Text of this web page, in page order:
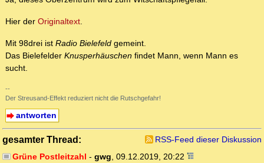
Hier der Originaltext.
Mit 98drei ist Radio Bielefeld gemeint.
Das Bielefelder Knusperhäuschen findet Mann, wenn Mann es
sucht.
--
Der Streusand-Effekt reduziert nicht die Rutschgefahr!
antworten
gesamter Thread:
RSS-Feed dieser Diskussion
Grüne Postleitzahl - gwg, 09.12.2019, 20:22